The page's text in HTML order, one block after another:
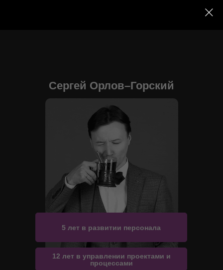
Сергей Орлов–Горский
12 лет в управлении проектами и
процессами
5 лет в развитии персонала